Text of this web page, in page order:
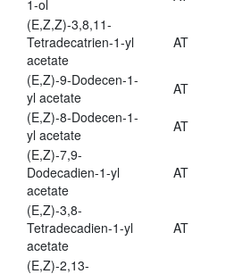
1-ol
(E,Z,Z)-3,8,11-
Tetradecatrien-1-yl
acetate
AT
(E,Z)-9-Dodecen-1-
yl acetate
AT
(E,Z)-8-Dodecen-1-
yl acetate
AT
(E,Z)-7,9-
Dodecadien-1-yl
acetate
AT
(E,Z)-3,8-
Tetradecadien-1-yl
acetate
AT
(E,Z)-2,13-